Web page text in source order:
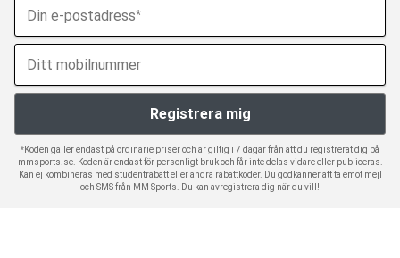
*Koden gäller endast på ordinarie priser och är giltig i 7 dagar från att du registrerat dig på
mmsports.se. Koden är endast för personligt bruk och får inte delas vidare eller publiceras.
Kan ej kombineras med studentrabatt eller andra rabattkoder. Du godkänner att ta emot mejl
och SMS från MM Sports. Du kan avregistrera dig när du vill!